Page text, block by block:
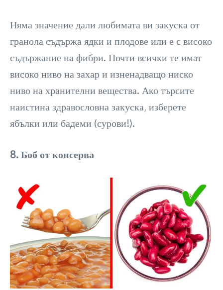
Няма значение дали любимата ви закуска от
гранола съдържа ядки и плодове или е с високо
съдържание на фибри. Почти всички те имат
високо ниво на захар и изненадващо ниско
ниво на хранителни вещества. Ако търсите
наистина здравословна закуска, изберете
ябълки или бадеми (сурови!).
8. Боб от консерва